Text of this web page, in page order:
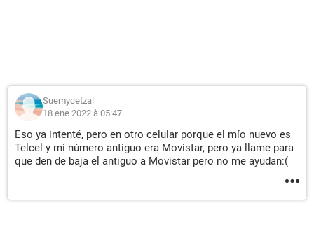
Suemycetzal
18 ene 2022 à 05:47
Eso ya intenté, pero en otro celular porque el mío nuevo es
Telcel y mi número antiguo era Movistar, pero ya llame para
que den de baja el antiguo a Movistar pero no me ayudan:(